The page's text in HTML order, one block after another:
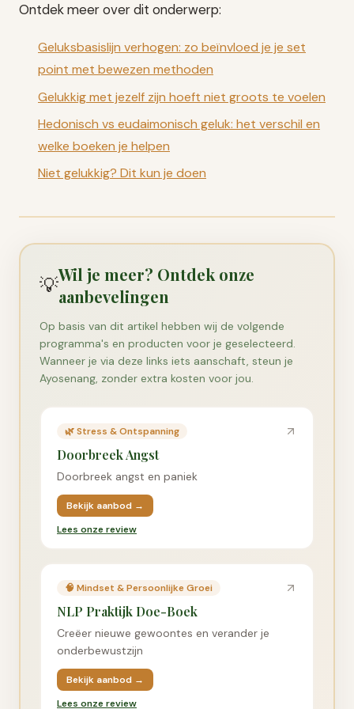
Ontdek meer over dit onderwerp:
Geluksbasislijn verhogen: zo beïnvloed je je set
point met bewezen methoden
Gelukkig met jezelf zijn hoeft niet groots te voelen
Hedonisch vs eudaimonisch geluk: het verschil en
welke boeken je helpen
Niet gelukkig? Dit kun je doen
💡Wil je meer? Ontdek onze
aanbevelingen
Op basis van dit artikel hebben wij de volgende
programma's en producten voor je geselecteerd.
Wanneer je via deze links iets aanschaft, steun je
Ayosenang, zonder extra kosten voor jou.
🌿Stress & Ontspanning
Doorbreek Angst
Doorbreek angst en paniek
Bekijk aanbod →
Lees onze review
🧠 Mindset & Persoonlijke Groei
NLP Praktijk Doe-Boek
Creëer nieuwe gewoontes en verander je
onderbewustzijn
Bekijk aanbod →
Lees onze review